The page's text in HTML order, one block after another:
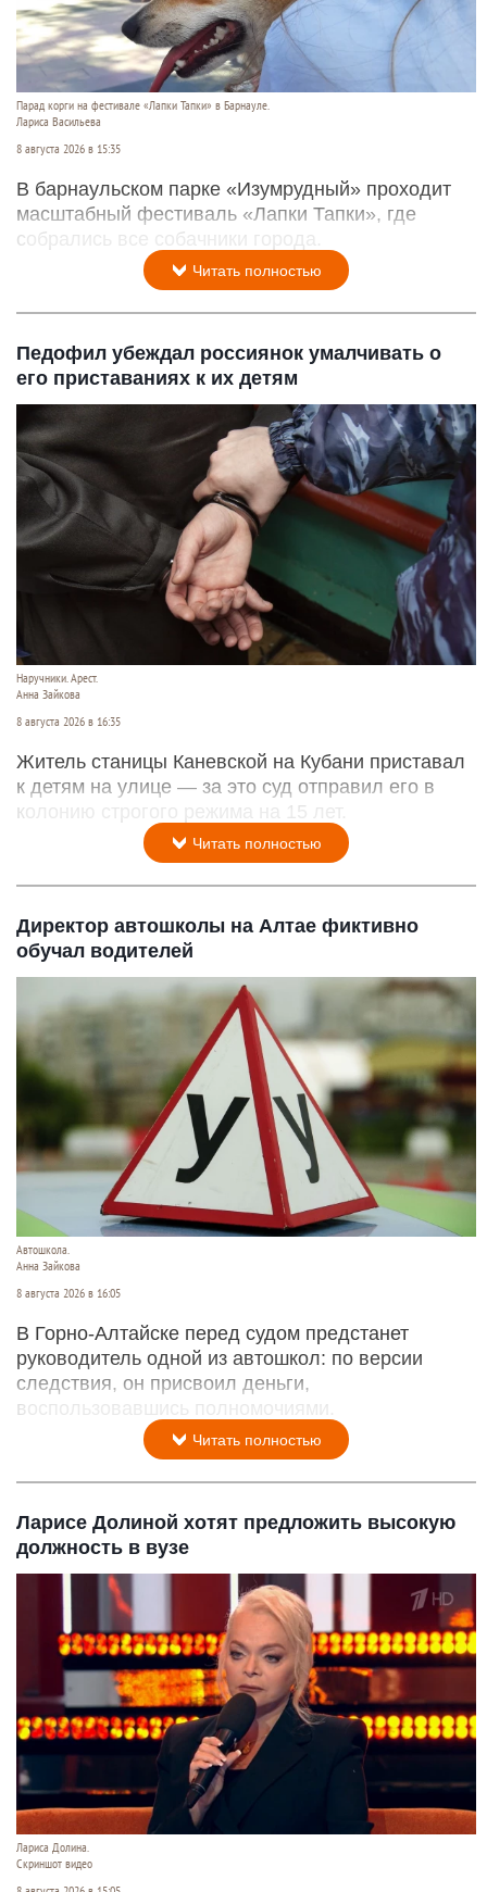
Парад корги на фестивале «Лапки Тапки» в Барнауле.
Лариса Васильева
8 августа 2026 в 15:35
В барнаульском парке «Изумрудный» проходит
масштабный фестиваль «Лапки Тапки», где
собрались все собачники города.
Читать полностью
Педофил убеждал россиянок умалчивать о
его приставаниях к их детям
Наручники. Арест.
Анна Зайкова
8 августа 2026 в 16:35
Житель станицы Каневской на Кубани приставал
к детям на улице — за это суд отправил его в
колонию строгого режима на 15 лет.
Читать полностью
Директор автошколы на Алтае фиктивно
обучал водителей
Автошкола.
Анна Зайкова
8 августа 2026 в 16:05
В Горно-Алтайске перед судом предстанет
руководитель одной из автошкол: по версии
следствия, он присвоил деньги,
воспользовавшись полномочиями.
Читать полностью
Ларисе Долиной хотят предложить высокую
должность в вузе
Лариса Долина.
Скриншот видео